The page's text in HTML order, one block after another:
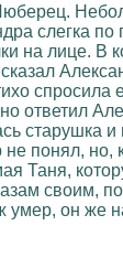
слегка
на лице. В
спросила
ответил
старушка
понял,
Таня,
своим,
умер, он же